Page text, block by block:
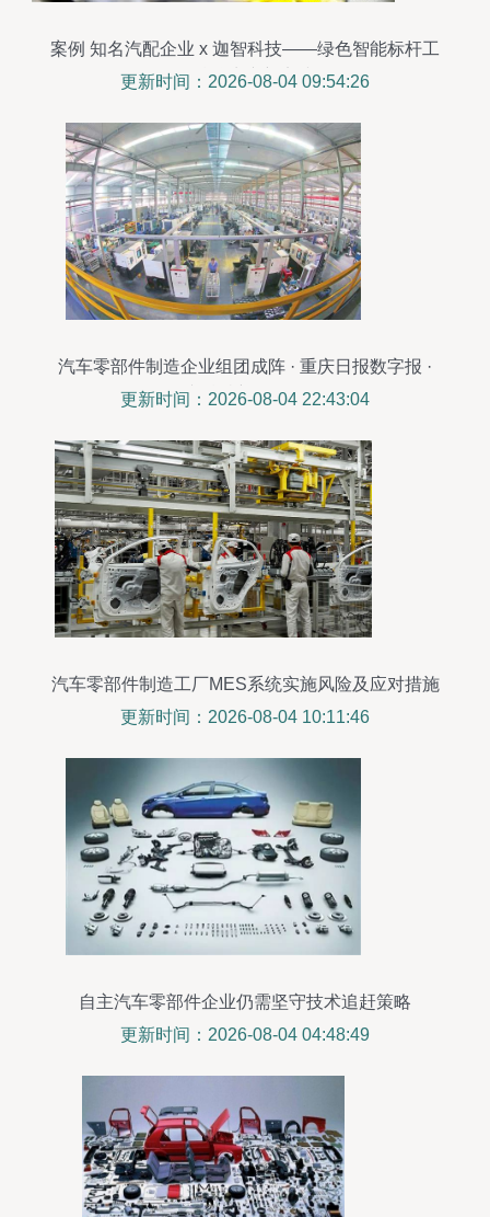
案例 知名汽配企业 x 迦智科技——绿色智能标杆工
厂精益生产新实践
更新时间：2026-08-04 09:54:26
汽车零部件制造企业组团成阵 · 重庆日报数字报 ·
“专精特新”在经开
更新时间：2026-08-04 22:43:04
汽车零部件制造工厂MES系统实施风险及应对措施
更新时间：2026-08-04 10:11:46
自主汽车零部件企业仍需坚守技术追赶策略
更新时间：2026-08-04 04:48:49